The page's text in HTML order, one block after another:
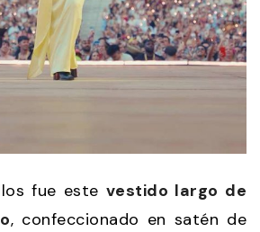
fue este vestido largo de
, confeccionado en satén de